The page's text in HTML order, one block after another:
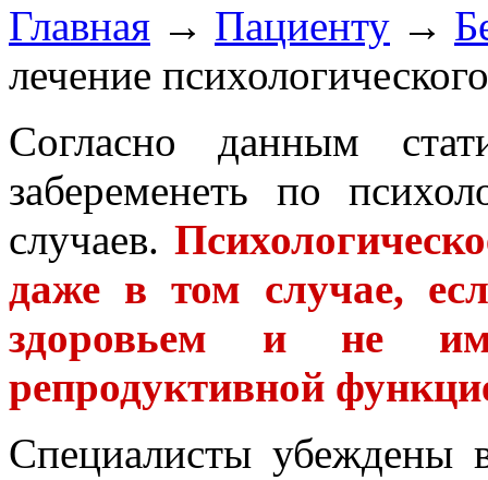
Главная → Пациенту →
лечение
Согласно данным
забеременеть по
случаев.
даже в том случае,
здоровьем и не
репродуктивной
Специалисты убеждены